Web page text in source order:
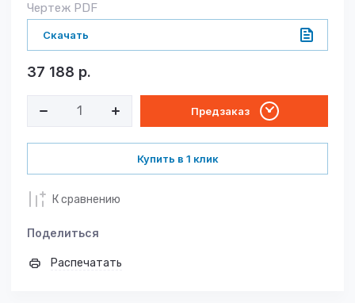
Чертеж PDF
Скачать
37 188 р.
Предзаказ
Купить в 1 клик
К сравнению
Поделиться
Распечатать